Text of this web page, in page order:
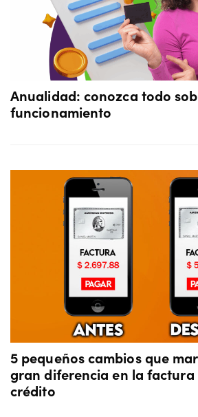
Anualidad: conozca todo
funcionamiento
5 pequeños cambios que
gran diferencia en la
crédito